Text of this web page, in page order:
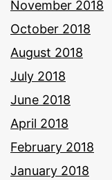
November 2018
October 2018
August 2018
July 2018
June 2018
April 2018
February 2018
January 2018